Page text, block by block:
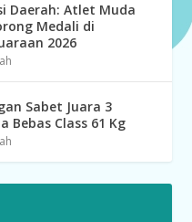
Daerah: Atlet Muda
Medali di
2026
Sabet Juara 3
Bebas Class 61 Kg